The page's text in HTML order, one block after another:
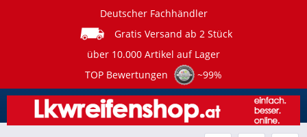
Deutscher Fachhändler
Gratis Versand ab 2 Stück
über 10.000 Artikel auf Lager
TOP Bewertungen
~99%